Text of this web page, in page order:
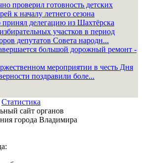
проверил готовность детских
к началу летнего сезона
делегацию из Шахтёрска
участков в период
депутатов Совета народн...
большой дорожный ремонт -
мероприятии в честь Дня
поздравили боле...
Статистика
сайт органов
города Владимира